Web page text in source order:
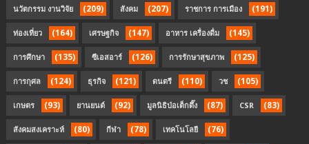
นวัตกรรม งานวิจัย (209) สังคม (207) ราชการ การเมือง (191)
ท่องเที่ยว (164) เศรษฐกิจ (147) อาหาร เครื่องดื่ม (145)
การศึกษา (135) ซีเอสอาร์ (126) การรักษาสุขภาพ (125)
การกุศล (124) ธุรกิจ (121) ดนตรี (110) วช (105)
เกษตร (93) ยานยนต์ (92) มูลนิธิป่อเต็กตึ๊ง (87) CSR (83)
สังคมสงเคราะห์ (80) กีฬา (78) เทคโนโลยี (76)